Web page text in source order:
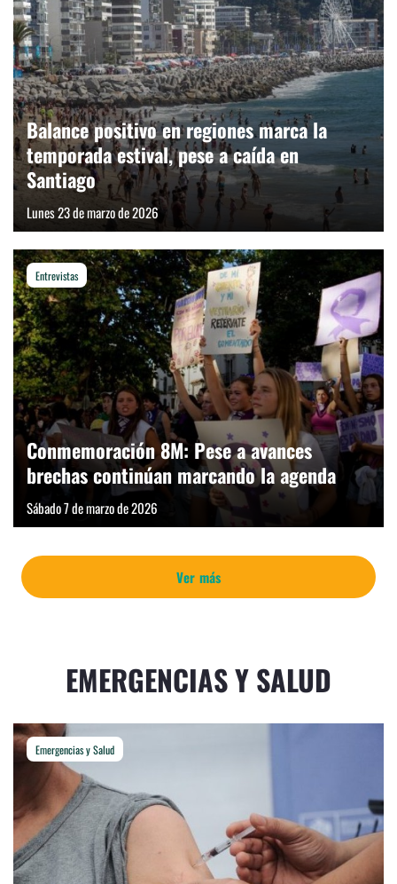
Ver más
Balance positivo en regiones marca la
temporada estival, pese a caída en
Santiago
Lunes 23 de marzo de 2026
Entrevistas
Conmemoración 8M: Pese a avances
brechas continúan marcando la agenda
Sábado 7 de marzo de 2026
EMERGENCIAS Y SALUD
Emergencias y Salud